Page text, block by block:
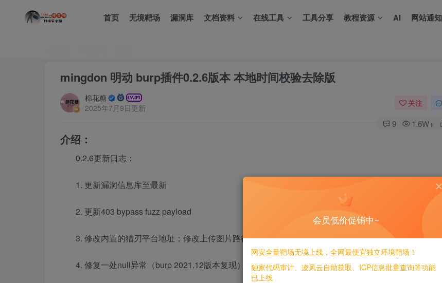
首页 无境靶场 漏洞库 文档资料 在线工具 工具分享 教程资源 AI 网站通知
mingdon 明动 burp插件0.2.6版本 本地时间校验去除版
棉花糖
2025年7月9日更新
关注
9 1.6W+
介绍：
0.2.6更新日志：
1. 更新漏洞信息库至最新
2. 更新403 bypass fuzz payload
3. 修改内置的猎刃平台地址；修改上传图片路径前缀为/image与平台保持一致
4. 修复一处null异常（burp 2021.12版本复现）
会员低价促销中~
网安全量靶场无境上线，全网最便宜独立环境靶场！
独家代码审计、凌风云自助获取、ICP信息批量查询等功能
已上线